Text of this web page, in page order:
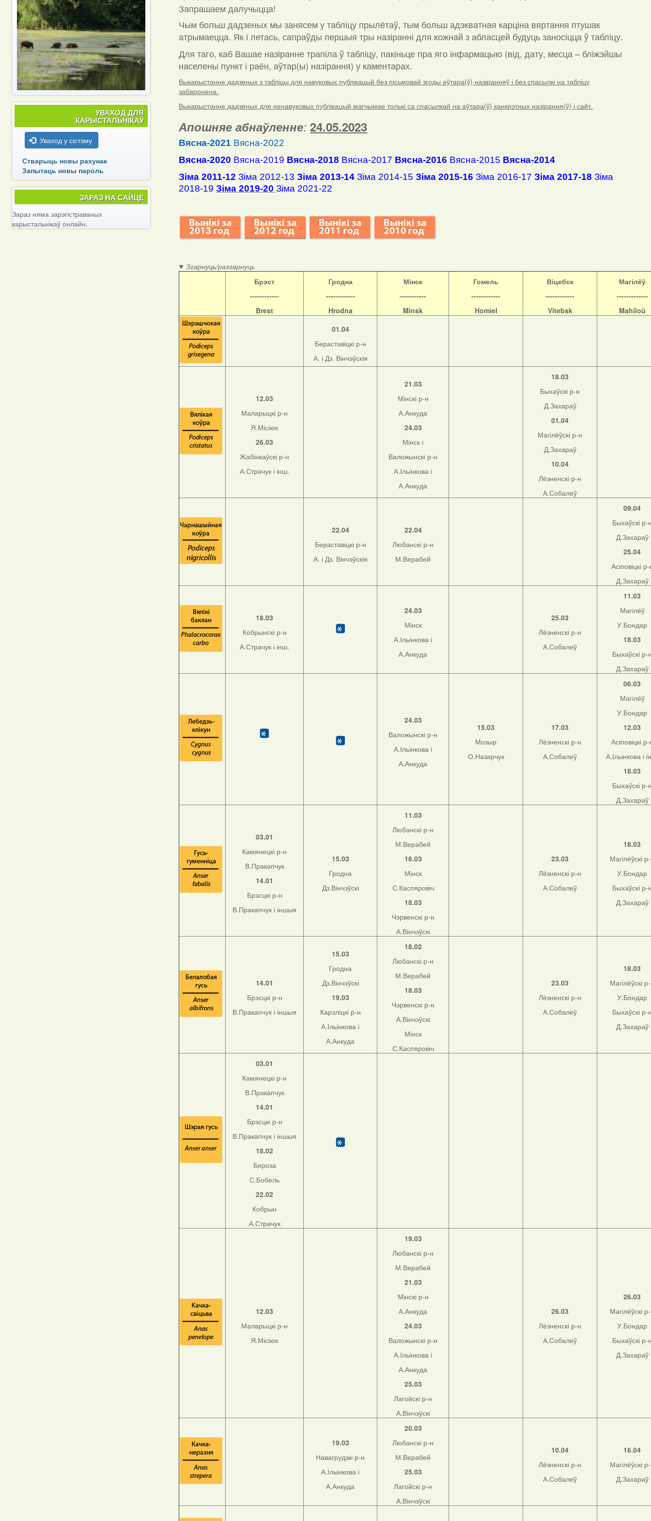
Запрашаем далучыцца!
Чым больш дадзеных мы занясем у табліцу прылётаў, тым больш адэкватная карціна вяртання птушак
атрымаецца. Як і летась, сапраўды першыя тры назіранні для кожнай з абласцей будуць заносіцца ў табліцу.
Для таго, каб Вашае назіранне трапіла ў табліцу, пакіньце пра яго інфармацыю (від, дату, месца – бліжэйшы
населены пункт і раён, аўтар(ы) назірання) у каментарах.
Выкарыстанне дадзеных з табліцы для навуковых публікацый без пісьмовай згоды аўтара(ў) назіранняў і без спасылкі на табліцу
забаронена.
Выкарыстанне дадзеных для ненавуковых публікацый магчымае толькі са спасылкай на аўтара(ў) канкрэтных назірання(ў) і сайт.
Апошняе абнаўленне: 24.05.2023
Вясна-2021 Вясна-2022
Вясна-2020 Вясна-2019 Вясна-2018 Вясна-2017 Вясна-2016 Вясна-2015 Вясна-2014
Зіма 2011-12 Зіма 2012-13 Зіма 2013-14 Зіма 2014-15 Зіма 2015-16 Зіма 2016-17 Зіма 2017-18 Зіма
2018-19 Зіма 2019-20Зіма 2021-22
Згарнуць/разгарнуць
Брэст
------------
Brest
Гродна
------------
Hrodna
Мінск
-----------
Minsk
Гомель
------------
Homiel
Віцебск
------------
Vitebsk
Магілёў
-------------
Mahiloŭ
01.04
Бераставіцкі р-н
А. і Дз. Вінчэўскія
12.03
Маларыцкі р-н
Я.Місіюк
26.03
Жабінкаўскі р-н
А.Страчук і інш.
21.03
Мінскі р-н
А.Анкуда
24.03
Мінск і
Валожынскі р-н
А.Ільінкова і
А.Анкуда
18.03
Быхаўскі р-н
Д.Захараў
01.04
Магілёўскі р-н
Д.Захараў
10.04
Лёзненскі р-н
А.Собалеў
22.04
Бераставіцкі р-н
А. і Дз. Вінчэўскія
22.04
Любанскі р-н
М.Верабей
09.04
Быхаўскі р-
Д.Захараў
25.04
Асіповіцкі
Д.Захараў
18.03
Кобрынскі р-н
А.Страчук і інш.
24.03
Мінск
А.Ільінкова і
А.Анкуда
25.03
Лёзненскі р-н
А.Собалеў
11.03
Магілёў
У.Бондар
18.03
Быхаўскі р-
Д.Захараў
24.03
Валожынскі р-н
А.Ільінкова і
А.Анкуда
15.03
Мозыр
О.Назарчук
17.03
Лёзненскі р-н
А.Собалеў
06.03
Магілёў
У.Бондар
12.03
Асіповіцкі
А.Ільінкова і
18.03
Быхаўскі р-
Д.Захараў
03.01
Камянецкі р-н
В.Пракапчук
14.01
Брэсцкі р-н
В.Пракапчук і іншыя
15.03
Гродна
Дз.Вінчэўскі
11.03
Любанскі р-н
М.Верабей
16.03
Мінск
С.Каспяровіч
18.03
Чэрвенскі р-н
А.Вінчэўскі
23.03
Лёзненскі р-н
А.Собалеў
18.03
Магілёўскі
У.Бондар
Быхаўскі р-
Д.Захараў
14.01
Брэсцкі р-н
В.Пракапчук і іншыя
15.03
Гродна
Дз.Вінчэўскі
19.03
Карэліцкі р-н
А.Ільінкова і
А.Анкуда
18.02
Любанскі р-н
М.Верабей
18.03
Чэрвенскі р-н
А.Вінчэўскі
Мінск
С.Каспяровіч
23.03
Лёзненскі р-н
А.Собалеў
18.03
Магілёўскі
У.Бондар
Быхаўскі р-
Д.Захараў
03.01
Камянецкі р-н
В.Пракапчук
14.01
Брэсцкі р-н
В.Пракапчук і іншыя
18.02
Бяроза
С.Бобель
22.02
Кобрын
А.Страчук
12.03
Маларыцкі р-н
Я.Місіюк
19.03
Любанскі р-н
М.Верабей
21.03
Мінскі р-н
А.Анкуда
24.03
Валожынскі р-н
А.Ільінкова і
А.Анкуда
25.03
Лагойскі р-н
А.Вінчэўскі
26.03
Лёзненскі р-н
А.Собалеў
26.03
Магілёўскі
У.Бондар
Быхаўскі р-
Д.Захараў
19.03
Навагрудзкі р-н
А.Ільінкова і
А.Анкуда
20.03
Любанскі р-н
М.Верабей
25.03
Лагойскі р-н
А.Вінчэўскі
10.04
Лёзненскі р-н
А.Собалеў
16.04
Магілёўскі
Д.Захараў
УВАХОД ДЛЯ
КАРЫСТАЛЬНІКАЎ
Уваход у сістэму
Стварыць новы рахунак
Запытаць новы пароль
ЗАРАЗ НА САЙЦЕ
Зараз няма зарэгістраваных
карыстальнікаў онлайн.